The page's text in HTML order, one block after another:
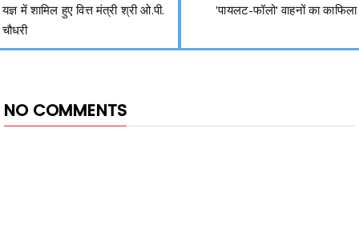
यज्ञ में शामिल हुए वित्त मंत्री श्री ओ.पी.
चौधरी
'पायलट-फॉलो' वाहनों का काफिला
NO COMMENTS